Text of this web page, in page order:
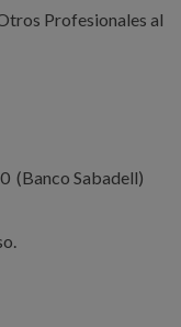
Profesionales al
(Banco Sabadell)